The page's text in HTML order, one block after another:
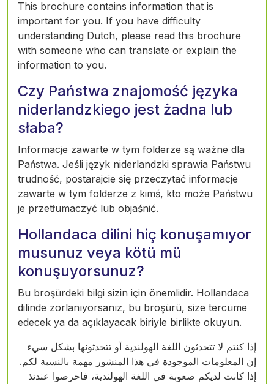
This brochure contains information that is
important for you. If you have difficulty
understanding Dutch, please read this brochure
with someone who can translate or explain the
information to you.
Czy Państwa znajomość języka
niderlandzkiego jest żadna lub
słaba?
Informacje zawarte w tym folderze są ważne dla
Państwa. Jeśli język niderlandzki sprawia Państwu
trudność, postarajcie się przeczytać informacje
zawarte w tym folderze z kimś, kto może Państwu
je przetłumaczyć lub objaśnić.
Hollandaca dilini hiç konuşamıyor
musunuz veya kötü mü
konuşuyorsunuz?
Bu broşürdeki bilgi sizin için önemlidir. Hollandaca
dilinde zorlanıyorsanız, bu broşürü, size tercüme
edecek ya da açıklayacak biriyle birlikte okuyun.
إذا كنتم لا تتحدثون اللغة الهولندية أو تتحدثونها بشكل سيء
إن المعلومات الموجودة في هذا المنشور مهمة بالنسبة لكم.
إذا كانت لديكم صعوبة في اللغة الهولندية، فاحرصوا عندئذ